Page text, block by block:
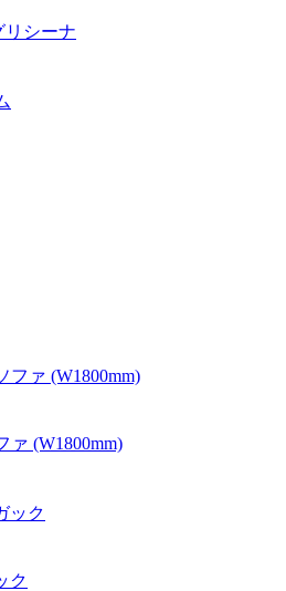
リシーナ
ァ (W1800mm)
ク